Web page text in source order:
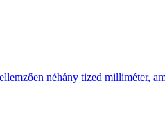
néhány tized milliméter,